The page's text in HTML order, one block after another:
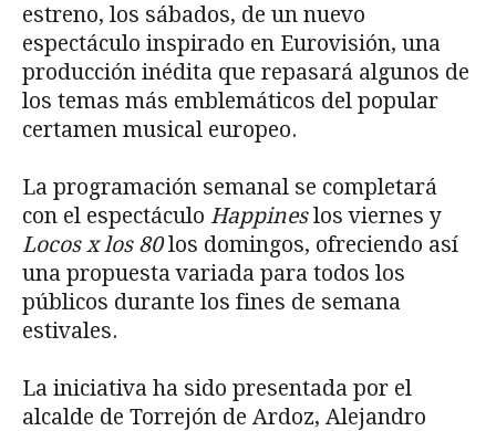
estreno, los sábados, de un nuevo
espectáculo inspirado en Eurovisión, una
producción inédita que repasará algunos de
los temas más emblemáticos del popular
certamen musical europeo.
La programación semanal se completará
con el espectáculo Happineslos viernes y
Locos x los 80los domingos, ofreciendo así
una propuesta variada para todos los
públicos durante los fines de semana
estivales.
La iniciativa ha sido presentada por el
alcalde de Torrejón de Ardoz, Alejandro